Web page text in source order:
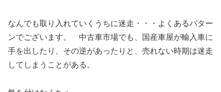
なんでも取り入れていくうちに迷走・・・よくあるパター
ンでございます。 中古車市場でも、国産車屋が輸入車に
手を出したり、その逆があったりと、売れない時期は迷走
してしまうことがある。